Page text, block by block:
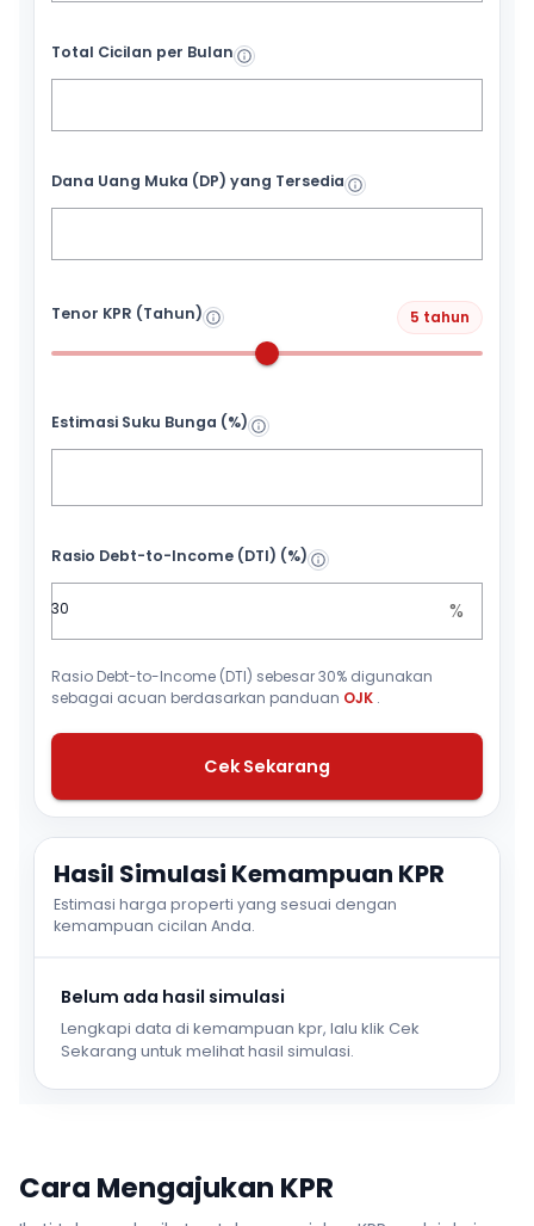
Total Cicilan per Bulan
Dana Uang Muka (DP) yang Tersedia
Tenor KPR (Tahun) 5 tahun
Estimasi Suku Bunga (%)
Rasio Debt-to-Income (DTI) (%)
%
Rasio Debt-to-Income (DTI) sebesar 30% digunakan
sebagai acuan berdasarkan panduan OJK .
Cek Sekarang
Hasil Simulasi Kemampuan KPR
Estimasi harga properti yang sesuai dengan
kemampuan cicilan Anda.
Belum ada hasil simulasi
Lengkapi data di kemampuan kpr, lalu klik Cek
Sekarang untuk melihat hasil simulasi.
Cara Mengajukan KPR